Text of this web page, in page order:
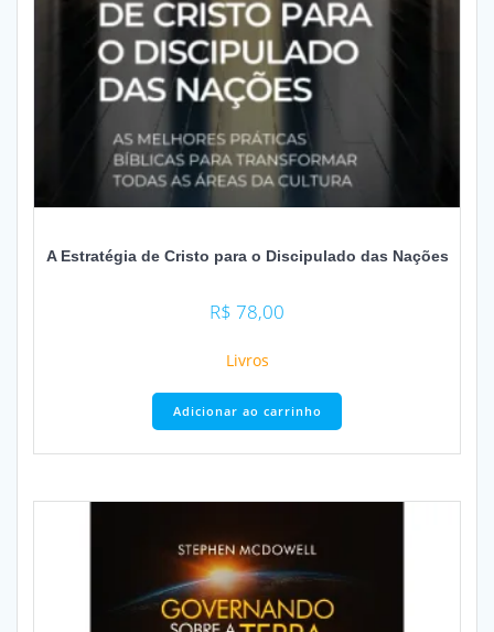
A Estratégia de Cristo para o Discipulado das Nações
R$ 78,00
Livros
Adicionar ao carrinho